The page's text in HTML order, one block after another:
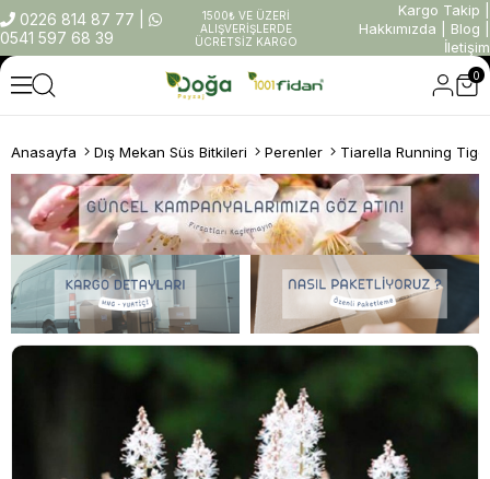
0226 814 87 77
0541 597 68 39
1500₺ VE ÜZERİ
ALIŞVERİŞLERDE
ÜCRETSİZ KARGO
Kargo Takip
Hakkımızda
Blog
İletişim
0
Anasayfa Dış Mekan Süs Bitkileri Perenler Tiarella Running